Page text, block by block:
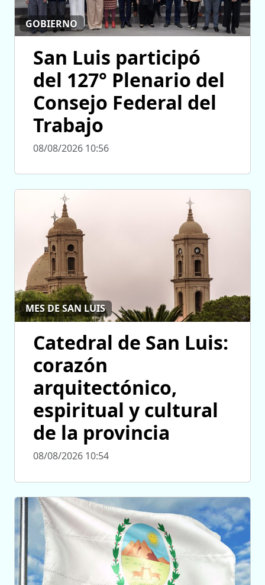
GOBIERNO
San Luis participó
del 127° Plenario del
Consejo Federal del
Trabajo
08/08/2026 10:56
MES DE SAN LUIS
Catedral de San Luis:
corazón
arquitectónico,
espiritual y cultural
de la provincia
08/08/2026 10:54